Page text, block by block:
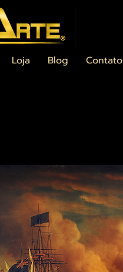
Loja Blog Contato